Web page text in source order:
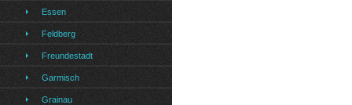
Essen
Feldberg
Freundestadt
Garmisch
Grainau